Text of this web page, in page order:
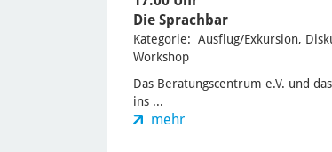
Die Sprachbar
Kategorie: Ausflug/Exkursion,
Workshop
Das Beratungscentrum e.V. und
ins ...
mehr